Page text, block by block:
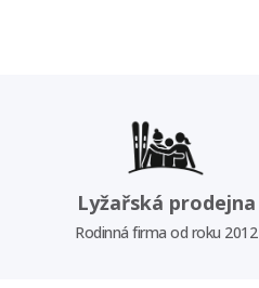
Lyžařská prodejna
Rodinná firma od roku 2012